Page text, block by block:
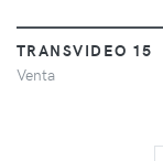
TRANSVIDEO 15
Venta